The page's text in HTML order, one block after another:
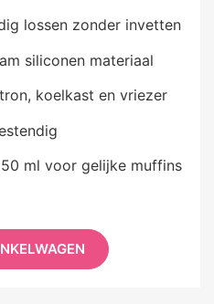
lossen zonder invetten
siliconen materiaal
koelkast en vriezer
ml voor gelijke muffins